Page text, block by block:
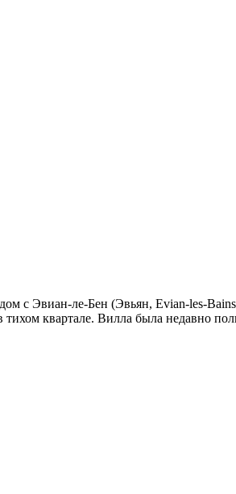
с Эвиан-ле-Бен (Эвьян, Evian-les-
квартале. Вилла была недавно